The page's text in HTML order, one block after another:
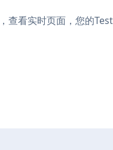
看实时页面，您的